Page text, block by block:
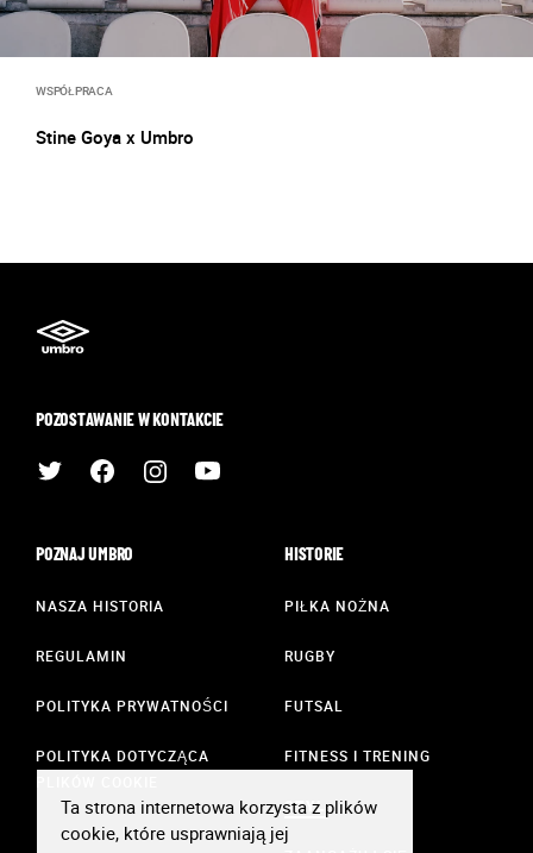
WSPÓŁPRACA
Stine Goya x Umbro
POZOSTAWANIE W KONTAKCIE
POZNAJ UMBRO
NASZA HISTORIA
REGULAMIN
POLITYKA PRYWATNOŚCI
POLITYKA DOTYCZĄCA
HISTORIE
PIŁKA NOŻNA
RUGBY
FUTSAL
FITNESS I TRENING
STYL
Ta strona internetowa korzysta z plików
cookie, które usprawniają jej